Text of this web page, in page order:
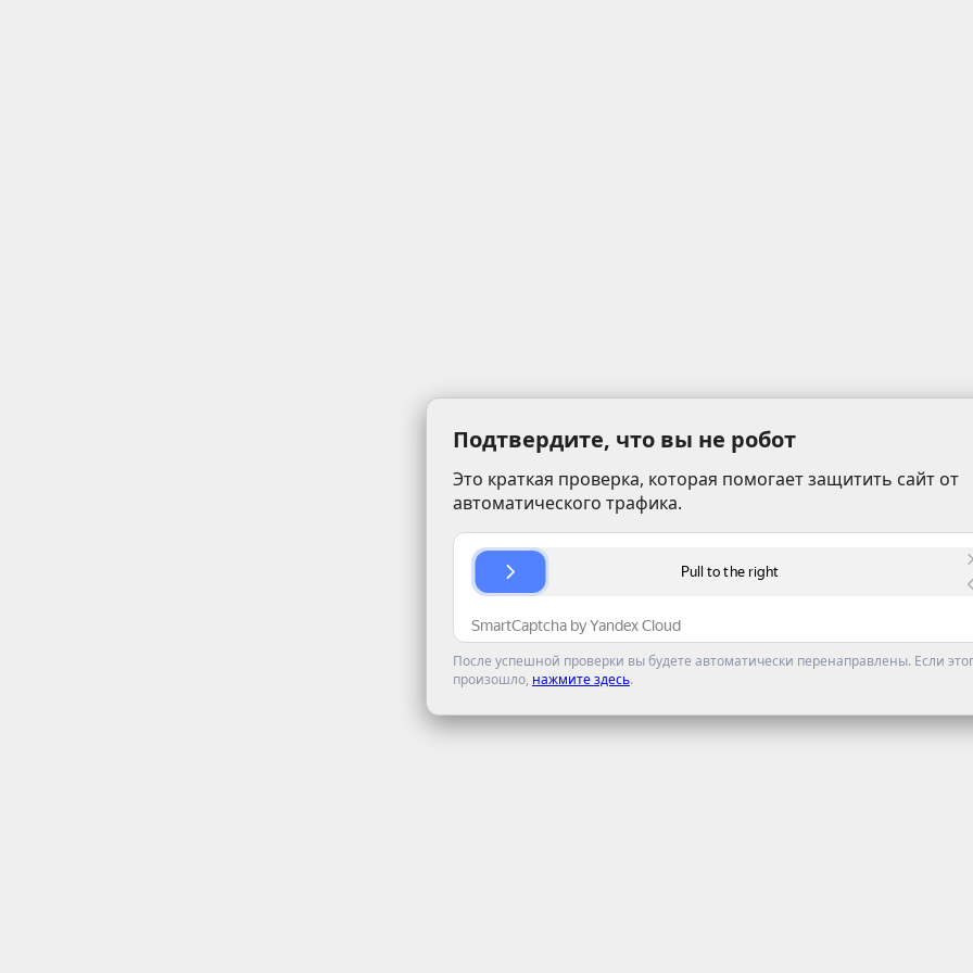
Подтвердите, что вы не робот
Это краткая проверка, которая помогает защитить сайт от
автоматического трафика.
После успешной проверки вы будете автоматически перенаправлены. Если
произошло, нажмите здесь.